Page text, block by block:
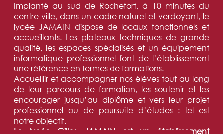
Implanté au sud de Rochefort, à 10 minutes du
centre-ville, dans un cadre naturel et verdoyant, le
lycée JAMAIN dispose de locaux fonctionnels et
accueillants. Les plateaux techniques de grande
qualité, les espaces spécialisés et un équipement
informatique professionnel font de l’établissement
une référence en termes de formations.
Accueillir et accompagner nos élèves tout au long
de leur parcours de formation, les soutenir et les
encourager jusqu’au diplôme et vers leur projet
professionnel ou de poursuite d’études : tel est
notre objectif.
Le lycée Gilles JAMAIN est un établissement